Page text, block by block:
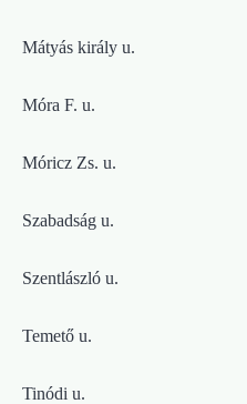
Mátyás király u.
Móra F. u.
Móricz Zs. u.
Szabadság u.
Szentlászló u.
Temető u.
Tinódi u.